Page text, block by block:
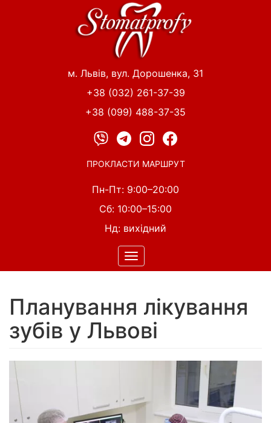
м. Львів, вул. Дорошенка, 31
+38 (032) 261-37-39
+38 (099) 488-37-35
ПРОКЛАСТИ МАРШРУТ
Пн-Пт: 9:00–20:00
Сб: 10:00–15:00
Нд: вихідний
Toggle
navigation
Планування лікування
зубів у Львові